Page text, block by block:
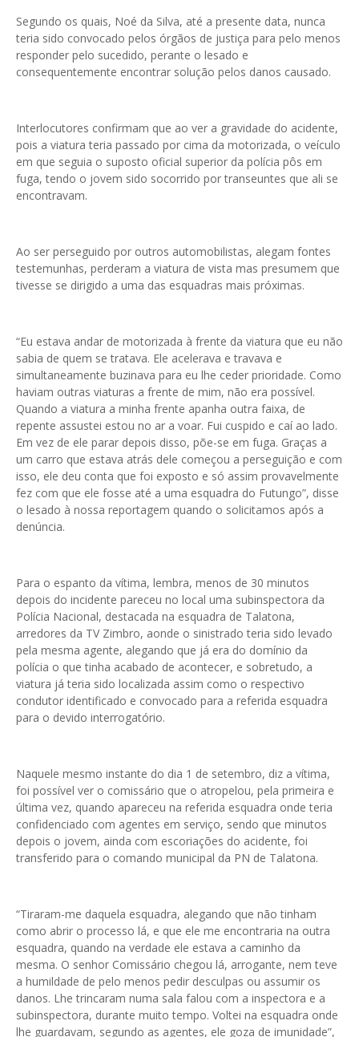
Segundo os quais, Noé da Silva, até a presente data, nunca
teria sido convocado pelos órgãos de justiça para pelo menos
responder pelo sucedido, perante o lesado e
consequentemente encontrar solução pelos danos causado.
Interlocutores confirmam que ao ver a gravidade do acidente,
pois a viatura teria passado por cima da motorizada, o veículo
em que seguia o suposto oficial superior da polícia pôs em
fuga, tendo o jovem sido socorrido por transeuntes que ali se
encontravam.
Ao ser perseguido por outros automobilistas, alegam fontes
testemunhas, perderam a viatura de vista mas presumem que
tivesse se dirigido a uma das esquadras mais próximas.
“Eu estava andar de motorizada à frente da viatura que eu não
sabia de quem se tratava. Ele acelerava e travava e
simultaneamente buzinava para eu lhe ceder prioridade. Como
haviam outras viaturas a frente de mim, não era possível.
Quando a viatura a minha frente apanha outra faixa, de
repente assustei estou no ar a voar. Fui cuspido e caí ao lado.
Em vez de ele parar depois disso, põe-se em fuga. Graças a
um carro que estava atrás dele começou a perseguição e com
isso, ele deu conta que foi exposto e só assim provavelmente
fez com que ele fosse até a uma esquadra do Futungo”, disse
o lesado à nossa reportagem quando o solicitamos após a
denúncia.
Para o espanto da vítima, lembra, menos de 30 minutos
depois do incidente pareceu no local uma subinspectora da
Polícia Nacional, destacada na esquadra de Talatona,
arredores da TV Zimbro, aonde o sinistrado teria sido levado
pela mesma agente, alegando que já era do domínio da
polícia o que tinha acabado de acontecer, e sobretudo, a
viatura já teria sido localizada assim como o respectivo
condutor identificado e convocado para a referida esquadra
para o devido interrogatório.
Naquele mesmo instante do dia 1 de setembro, diz a vítima,
foi possível ver o comissário que o atropelou, pela primeira e
última vez, quando apareceu na referida esquadra onde teria
confidenciado com agentes em serviço, sendo que minutos
depois o jovem, ainda com escoriações do acidente, foi
transferido para o comando municipal da PN de Talatona.
“Tiraram-me daquela esquadra, alegando que não tinham
como abrir o processo lá, e que ele me encontraria na outra
esquadra, quando na verdade ele estava a caminho da
mesma. O senhor Comissário chegou lá, arrogante, nem teve
a humildade de pelo menos pedir desculpas ou assumir os
danos. Lhe trincaram numa sala falou com a inspectora e a
subinspectora, durante muito tempo. Voltei na esquadra onde
lhe guardavam, segundo as agentes, ele goza de imunidade”,